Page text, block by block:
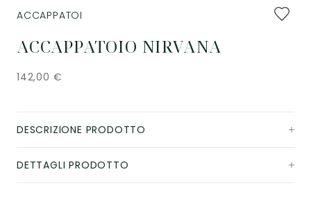
ACCAPPATOIO NIRVANA
ACCAPPATOI
142,00 €
DESCRIZIONE PRODOTTO
DETTAGLI PRODOTTO